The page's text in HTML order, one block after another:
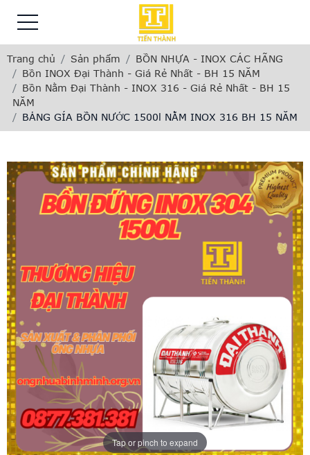
Trang chủ Sản phẩm
BỒN NHỰA - INOX CÁC HÃNG
Bồn INOX Đại Thành - Giá Rẻ Nhất - BH 15 NĂM
Bồn Nằm Đại Thành - INOX 316 - Giá Rẻ Nhất - BH 15
NĂM
BẢNG GÍA BỒN NƯỚC 1500l NẰM INOX 316 BH 15 NĂM
Tap or pinch to expand